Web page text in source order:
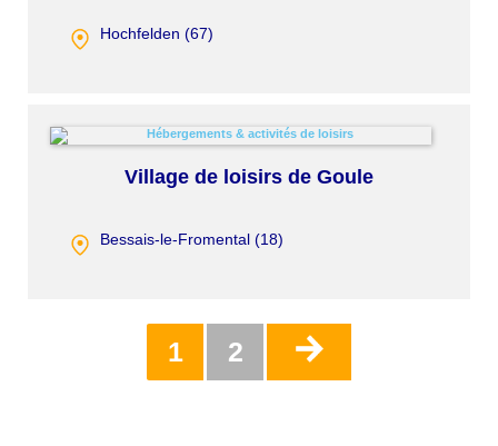
Hochfelden (67)
Village de loisirs de Goule
Bessais-le-Fromental (18)
Page
1 Page
2